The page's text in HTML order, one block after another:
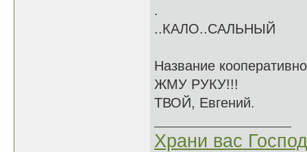
.
..КАЛО..САЛЬНЫЙ
Название
ЖМУ РУКУ!!!
ТВОЙ, Евгений.
Храни вас